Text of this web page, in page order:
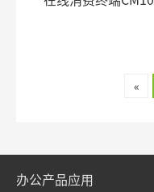
«
办公产品应用